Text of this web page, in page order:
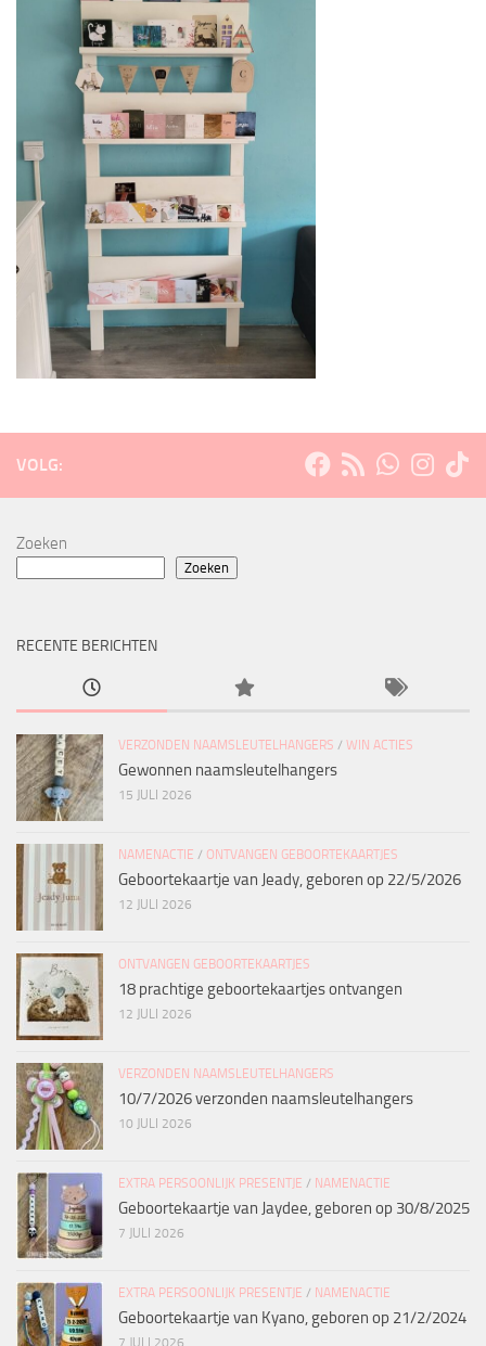
VOLG:
Zoeken
Zoeken
RECENTE BERICHTEN
VERZONDEN NAAMSLEUTELHANGERS / WIN ACTIES
Gewonnen naamsleutelhangers
15 JULI 2026
NAMENACTIE / ONTVANGEN GEBOORTEKAARTJES
Geboortekaartje van Jeady, geboren op 22/5/2026
12 JULI 2026
ONTVANGEN GEBOORTEKAARTJES
18 prachtige geboortekaartjes ontvangen
12 JULI 2026
VERZONDEN NAAMSLEUTELHANGERS
10/7/2026 verzonden naamsleutelhangers
10 JULI 2026
EXTRA PERSOONLIJK PRESENTJE / NAMENACTIE
Geboortekaartje van Jaydee, geboren op 30/8/2025
7 JULI 2026
EXTRA PERSOONLIJK PRESENTJE / NAMENACTIE
Geboortekaartje van Kyano, geboren op 21/2/2024
7 JULI 2026